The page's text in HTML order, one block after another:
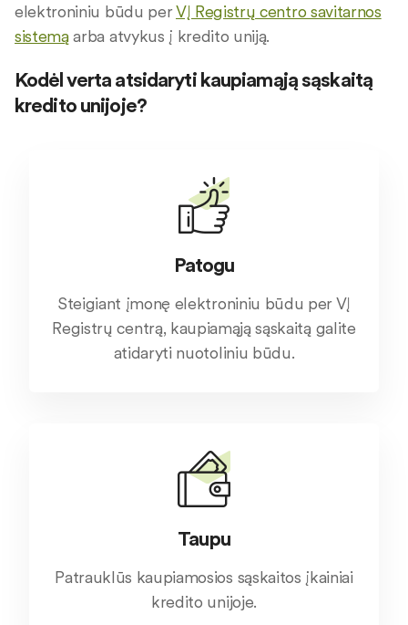
elektroniniu būdu perVĮ Registrų centro savitarnos
sistemąarba atvykus į kredito uniją.
Kodėl verta atsidaryti kaupiamąją sąskaitą
kredito unijoje?
Patogu
Steigiant įmonę elektroniniu būdu per VĮ
Registrų centrą, kaupiamąją sąskaitą galite
atidaryti nuotoliniu būdu.
Taupu
Patrauklūs kaupiamosios sąskaitos įkainiai
kredito unijoje.